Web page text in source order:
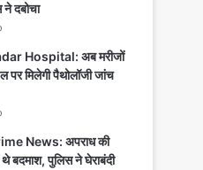
दबोचा
Hospital: अब मरीजों
पर मिलेगी पैथोलॉजी जांच
News: अपराध की
बदमाश, पुलिस ने घेराबंदी